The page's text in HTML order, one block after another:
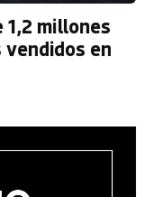
1,2 millones
en